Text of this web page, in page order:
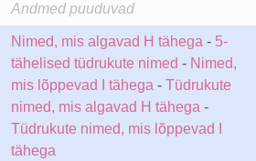
Andmed puuduvad
Nimed, mis algavad H tähega - 5-
tähelised tüdrukute nimed - Nimed,
mis lõppevad I tähega - Tüdrukute
nimed, mis algavad H tähega -
Tüdrukute nimed, mis lõppevad I
tähega